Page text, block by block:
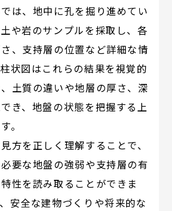
は、地中に孔を掘り進めてい
や岩のサンプルを採取し、各
、支持層の位置など詳細な情
状図はこれらの結果を視覚的
土質の違いや地層の厚さ、深
き、地盤の状態を把握する上
。
方を正しく理解することで、
要な地盤の強弱や支持層の有
性を読み取ることができま
安全な建物づくりや将来的な